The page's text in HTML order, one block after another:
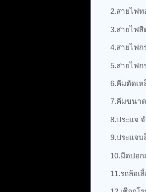
2.สายไฟ
3.สายไฟ
4.สายไฟ
5.สายไฟก
6.คีมตัดเ
7.คีมขนา
8.ประแจ
9.ประแจ
10.มีดปอก
11.รถล้อเ